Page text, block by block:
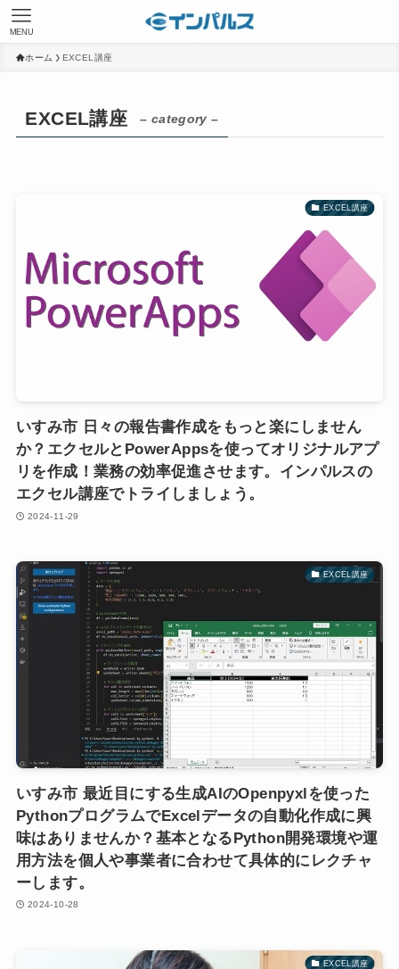
MENU
ホーム EXCEL講座
EXCEL講座 – category –
EXCEL講座
いすみ市 日々の報告書作成をもっと楽にしません
か？エクセルとPowerAppsを使ってオリジナルアプ
リを作成！業務の効率促進させます。インパルスの
エクセル講座でトライしましょう。
2024-11-29
EXCEL講座
いすみ市 最近目にする生成AIのOpenpyxlを使った
PythonプログラムでExcelデータの自動化作成に興
味はありませんか？基本となるPython開発環境や運
用方法を個人や事業者に合わせて具体的にレクチャ
ーします。
2024-10-28
EXCEL講座